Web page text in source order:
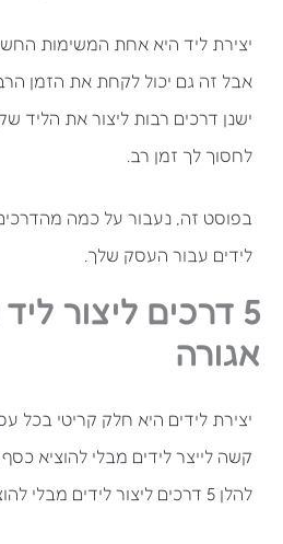
יצירת ליד היא אחת המשימות
אבל זה גם יכול לקחת את הזמן
ישנן דרכים רבות ליצור את הליד
לחסוך לך זמן רב.
בפוסט זה, נעבור על כמה מהדרכים
לידים עבור העסק שלך.
5 דרכים ליצור
אגורה
יצירת לידים היא חלק קריטי בכל
קשה לייצר לידים מבלי להוציא כסף
להלן 5 דרכים ליצור לידים מבלי להוציא אגורה.